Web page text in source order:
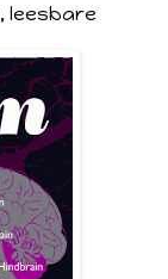
leesbare